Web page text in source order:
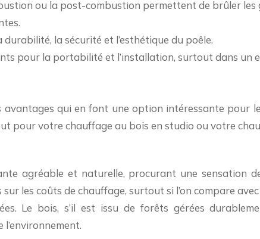
ou la post-combustion permettent de brûler les
durabilité, la sécurité et l’esthétique du poêle.
pour la portabilité et l’installation, surtout dans un
qui en font une option intéressante pour
pour votre chauffage au bois en studio ou votre
agréable et naturelle, procurant une sensation
les coûts de chauffage, surtout si l’on compare
Le bois, s’il est issu de forêts gérées